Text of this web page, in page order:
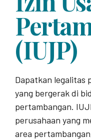
(IUJP)
Dapatkan legalitas
yang bergerak di
pertambangan.
perusahaan yang
area